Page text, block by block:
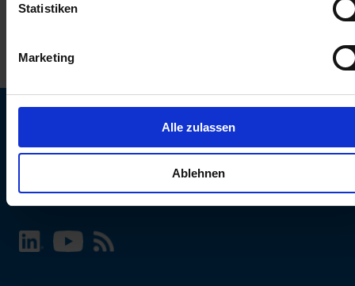
Statistiken
Marketing
Alle zulassen
Ablehnen
SCHURTER Webseite und Sprache wählen
INTERNATIONAL - Deutsch